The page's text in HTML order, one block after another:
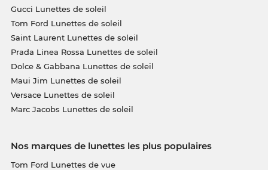
Gucci Lunettes de soleil
Tom Ford Lunettes de soleil
Saint Laurent Lunettes de soleil
Prada Linea Rossa Lunettes de soleil
Dolce & Gabbana Lunettes de soleil
Maui Jim Lunettes de soleil
Versace Lunettes de soleil
Marc Jacobs Lunettes de soleil
Nos marques de lunettes les plus populaires
Tom Ford Lunettes de vue